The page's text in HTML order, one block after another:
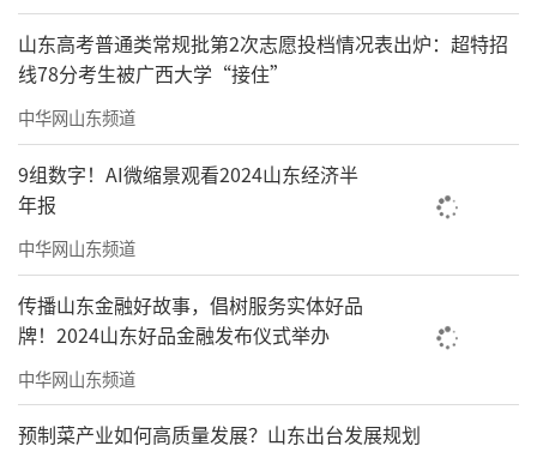
山东高考普通类常规批第2次志愿投档情况表出炉：超特招
线78分考生被广西大学“接住”
中华网山东频道
9组数字！AI微缩景观看2024山东经济半
年报
中华网山东频道
传播山东金融好故事，倡树服务实体好品
牌！2024山东好品金融发布仪式举办
中华网山东频道
预制菜产业如何高质量发展？山东出台发展规划